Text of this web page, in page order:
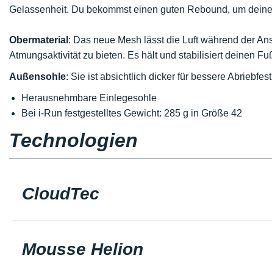
Gelassenheit. Du bekommst einen guten Rebound, um
Obermaterial : Das neue Mesh lässt die Luft während der
Atmungsaktivität zu bieten. Es hält und stabilisiert deinen
Außensohle: Sie ist absichtlich dicker für bessere
Herausnehmbare Einlegesohle
Bei i-Run festgestelltes Gewicht: 285 g in Größe 42
Technologien
CloudTec
Mousse Helion